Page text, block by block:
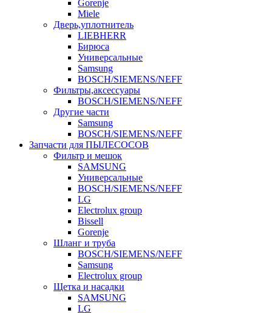
Gorenje
Miele
Дверь,уплотнитель
LIEBHERR
Бирюса
Универсальные
Samsung
BOSCH/SIEMENS/NEFF
Фильтры,аксессуары
BOSCH/SIEMENS/NEFF
Другие части
Samsung
BOSCH/SIEMENS/NEFF
Запчасти для ПЫЛЕСОСОВ
Фильтр и мешок
SAMSUNG
Универсальные
BOSCH/SIEMENS/NEFF
LG
Electrolux group
Bissell
Gorenje
Шланг и труба
BOSCH/SIEMENS/NEFF
Samsung
Electrolux group
Щетка и насадки
SAMSUNG
LG